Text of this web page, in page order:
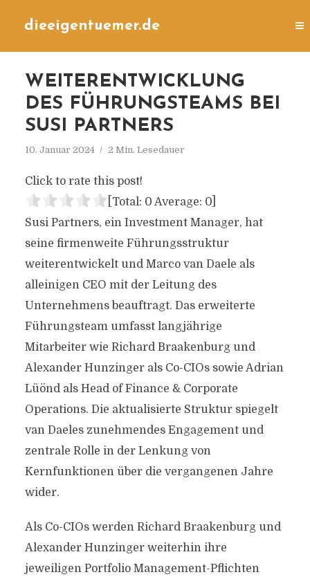
dieeigentuemer.de
WEITERENTWICKLUNG
DES FÜHRUNGSTEAMS BEI
SUSI PARTNERS
10. Januar 2024 2 Min. Lesedauer
Click to rate this post!
[Total: 0 Average: 0]
Susi Partners, ein Investment Manager, hat
seine firmenweite Führungsstruktur
weiterentwickelt und Marco van Daele als
alleinigen CEO mit der Leitung des
Unternehmens beauftragt. Das erweiterte
Führungsteam umfasst langjährige
Mitarbeiter wie Richard Braakenburg und
Alexander Hunzinger als Co-CIOs sowie Adrian
Lüönd als Head of Finance & Corporate
Operations. Die aktualisierte Struktur spiegelt
van Daeles zunehmendes Engagement und
zentrale Rolle in der Lenkung von
Kernfunktionen über die vergangenen Jahre
wider.
Als Co-CIOs werden Richard Braakenburg und
Alexander Hunzinger weiterhin ihre
jeweiligen Portfolio Management-Pflichten